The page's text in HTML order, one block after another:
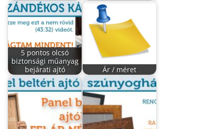
5 pontos olcsó
biztonsági műanyag
bejárati ajtó
Ár / méret